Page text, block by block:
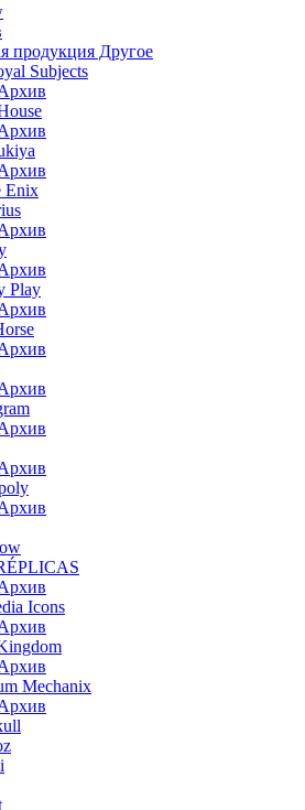
продукция Другое
Subjects
Enix
Play
Icons
Mechanix